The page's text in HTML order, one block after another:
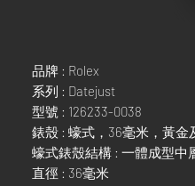
品牌 : Rolex
系列 : Datejust
型號 : 126233-0038
錶殼 : 蠔式，36毫米，黃金
蠔式錶殼結構 : 一體成型中
直徑 : 36毫米